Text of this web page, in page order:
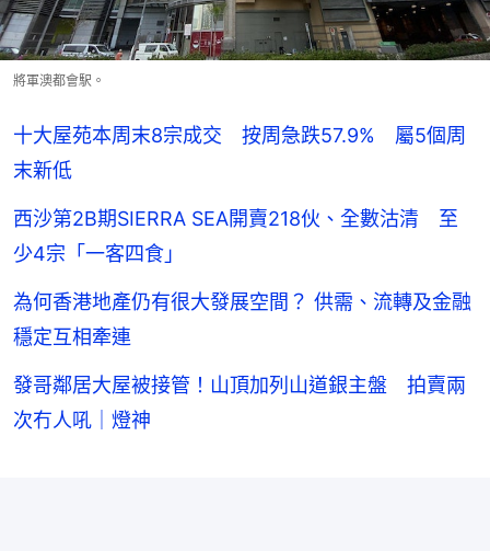
將軍澳都會駅。
十大屋苑本周末8宗成交 按周急跌57.9% 屬5個周
末新低
西沙第2B期SIERRA SEA開賣218伙、全數沽清 至
少4宗「一客四食」
為何香港地產仍有很大發展空間？ 供需、流轉及金融
穩定互相牽連
發哥鄰居大屋被接管！山頂加列山道銀主盤 拍賣兩
次冇人吼｜燈神